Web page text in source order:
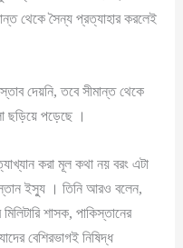
থেকে সৈন্য প্রত্যাহার করলেই
দেয়নি, তবে সীমান্ত থেকে
ছড়িয়ে পড়েছে ।
করা মূল কথা নয় বরং এটা
ইস্যু । তিনি আরও বলেন,
শাসক, পাকিস্তানের
বেশিরভাগই নিষিদ্ধ